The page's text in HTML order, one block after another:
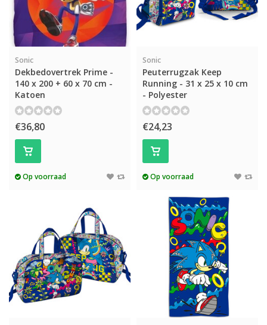
Sonic
Dekbedovertrek Prime -
140 x 200 + 60 x 70 cm -
Katoen
€36,80
Op voorraad
Sonic
Peuterrugzak Keep
Running - 31 x 25 x 10 cm
- Polyester
€24,23
Op voorraad